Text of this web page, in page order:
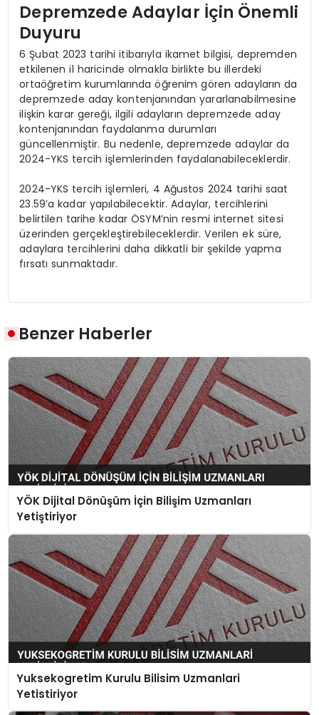
Depremzede Adaylar İçin Önemli
Duyuru
6 Şubat 2023 tarihi itibarıyla ikamet bilgisi, depremden
etkilenen il haricinde olmakla birlikte bu illerdeki
ortaöğretim kurumlarında öğrenim gören adayların da
depremzede aday kontenjanından yararlanabilmesine
ilişkin karar gereği, ilgili adayların depremzede aday
kontenjanından faydalanma durumları
güncellenmiştir. Bu nedenle, depremzede adaylar da
2024-YKS tercih işlemlerinden faydalanabileceklerdir.
2024-YKS tercih işlemleri, 4 Ağustos 2024 tarihi saat
23.59’a kadar yapılabilecektir. Adaylar, tercihlerini
belirtilen tarihe kadar ÖSYM’nin resmi internet sitesi
üzerinden gerçekleştirebileceklerdir. Verilen ek süre,
adaylara tercihlerini daha dikkatli bir şekilde yapma
fırsatı sunmaktadır.
Benzer Haberler
YÖK Dijital Dönüşüm İçin Bilişim Uzmanları
Yetiştiriyor
Yuksekogretim Kurulu Bilisim Uzmanlari
Yetistiriyor